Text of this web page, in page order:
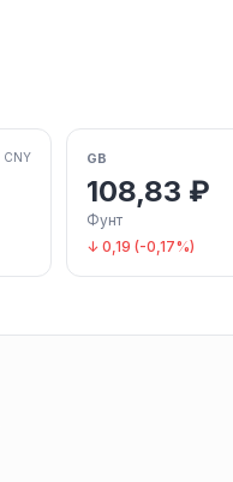
CNY GB
108,83 ₽
Фунт
↓ 0,19 (-0,17%)